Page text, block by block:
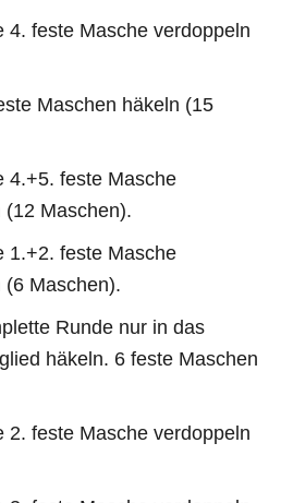
4. feste Masche verdoppeln
Maschen häkeln (15
4.+5. feste Masche
(12 Maschen).
1.+2. feste Masche
(6 Maschen).
Runde nur in das
häkeln. 6 feste Maschen
2. feste Masche verdoppeln